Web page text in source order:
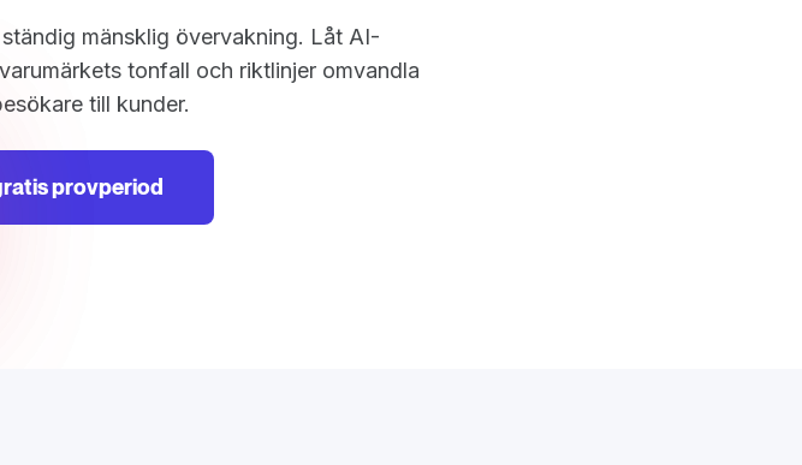
mänsklig övervakning. Låt AI-
tonfall och riktlinjer omvandla
till kunder.
provperiod